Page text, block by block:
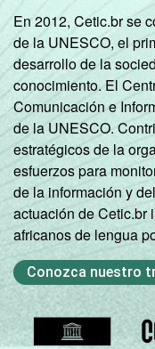
En 2012, Cetic.br se
de la UNESCO, el
desarrollo de la
conocimiento. El
Comunicación e
de la UNESCO.
estratégicos de la
esfuerzos para
de la información y
actuación de Cetic.br
africanos de lengua
Conozca nuestro